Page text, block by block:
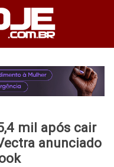
mil após cair
anunciado